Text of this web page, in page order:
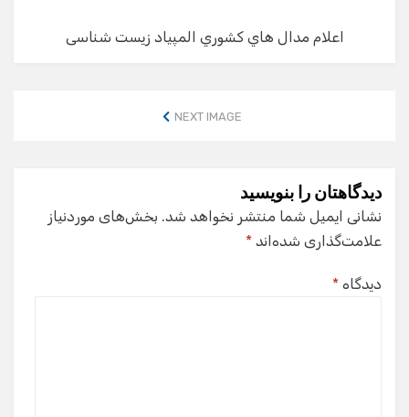
اعلام مدال هاي كشوري المپياد زيست شناسی
NEXT IMAGE
دیدگاهتان را بنویسید
نشانی ایمیل شما منتشر نخواهد شد. بخش‌های موردنیاز
علامت‌گذاری شده‌اند *
دیدگاه *